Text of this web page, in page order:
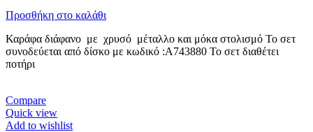
Προσθήκη στο καλάθι
Καράφα διάφανο με χρυσό μέταλλο και μόκα στολισμό Το σετ
συνοδεύεται από δίσκο με κωδικό :A743880 Το σετ διαθέτει
ποτήρι
Compare
Quick view
Add to wishlist